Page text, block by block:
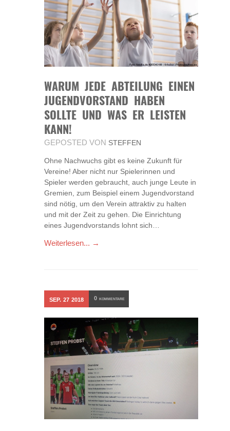
WARUM JEDE ABTEILUNG EINEN
JUGENDVORSTAND HABEN
SOLLTE UND WAS ER LEISTEN
KANN!
GEPOSTED VON STEFFEN
Ohne Nachwuchs gibt es keine Zukunft für
Vereine! Aber nicht nur Spielerinnen und
Spieler werden gebraucht, auch junge Leute in
Gremien, zum Beispiel einem Jugendvorstand
sind nötig, um den Verein attraktiv zu halten
und mit der Zeit zu gehen. Die Einrichtung
eines Jugendvorstands lohnt sich…
Weiterlesen... →
SEP. 27 2018 0 KOMMENTARE